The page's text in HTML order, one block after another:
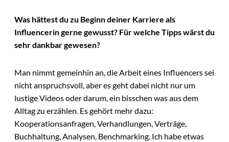
Was hättest du zu Beginn deiner Karriere als
Influencerin gerne gewusst? Für welche Tipps wärst du
sehr dankbar gewesen?
Man nimmt gemeinhin an, die Arbeit eines Influencers sei
nicht anspruchsvoll, aber es geht dabei nicht nur um
lustige Videos oder darum, ein bisschen was aus dem
Alltag zu erzählen. Es gehört mehr dazu:
Kooperationsanfragen, Verhandlungen, Verträge,
Buchhaltung, Analysen, Benchmarking. Ich habe etwas